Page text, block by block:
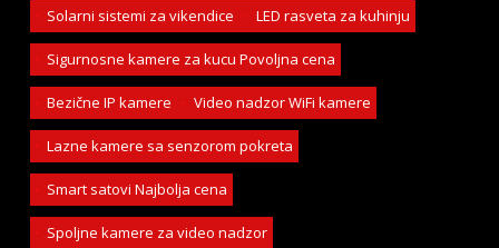
Solarni sistemi za vikendice LED rasveta za kuhinju
Sigurnosne kamere za kucu Povoljna cena
Bezične IP kamere Video nadzor WiFi kamere
Lazne kamere sa senzorom pokreta
Smart satovi Najbolja cena
Spoljne kamere za video nadzor